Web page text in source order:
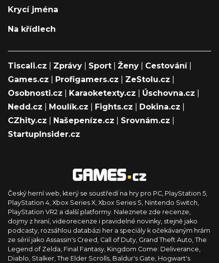
Krycí jména
Na křídlech
Tiscali.cz Zprávy Sport Ženy Cestování|
Games.cz
Profigamers.cz ZeStolu.cz
Osobnosti.cz
Karaoketexty.cz Úschovna.cz
Nedd.cz
Moulík.cz Fights.cz Dokina.cz
CZhity.cz
Našepeníze.cz Srovnám.cz
StartupInsider.cz
Český herní web, který se soustředí na hry pro PC, PlayStation 5,
PlayStation 4, Xbox Series X, Xbox Series S, Nintendo Switch,
PlayStation VR2 a další platformy. Naleznete zde recenze,
dojmy z hraní, videorecenze i pravidelné novinky, stejně jako
podcasty, rozsáhlou databázi her a speciály k očekávaným hrám
ze sérií jako Assassin's Creed, Call of Duty, Grand Theft Auto, The
Legend of Zelda, Final Fantasy, Kingdom Come: Deliverance,
Diablo, Stalker, The Elder Scrolls, Baldur's Gate, Hogwart's